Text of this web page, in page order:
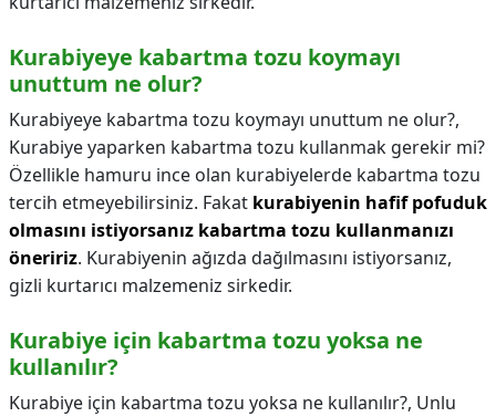
Kurabiyeye kabartma tozu koymayı
unuttum ne olur?
Kurabiyeye kabartma tozu koymayı unuttum ne olur?,
Kurabiye yaparken kabartma tozu kullanmak gerekir mi?
Özellikle hamuru ince olan kurabiyelerde kabartma tozu
tercih etmeyebilirsiniz. Fakat kurabiyenin hafif pofuduk
olmasını istiyorsanız kabartma tozu kullanmanızı
öneririz. Kurabiyenin ağızda dağılmasını istiyorsanız,
gizli kurtarıcı malzemeniz sirkedir.
Kurabiye için kabartma tozu yoksa ne
kullanılır?
Kurabiye için kabartma tozu yoksa ne kullanılır?, Unlu